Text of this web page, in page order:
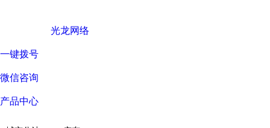
光龙网络
一键拨号
微信咨询
产品中心
关于我们